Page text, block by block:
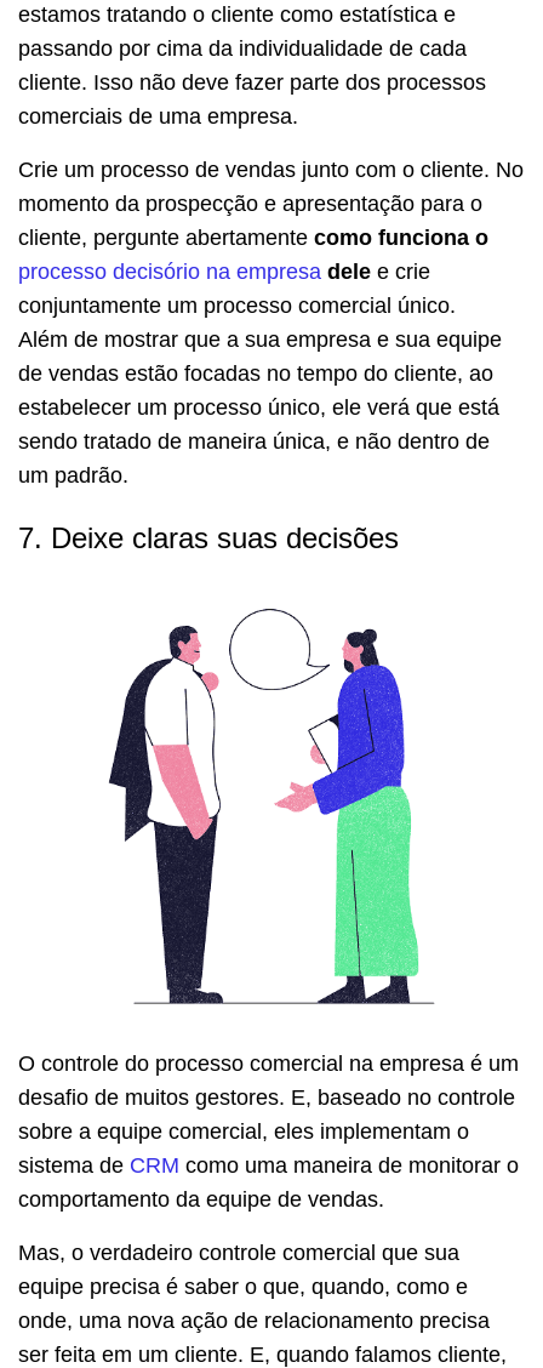
estamos tratando o cliente como estatística e
passando por cima da individualidade de cada
cliente. Isso não deve fazer parte dos processos
comerciais de uma empresa.
Crie um processo de vendas junto com o cliente. No
momento da prospecção e apresentação para o
cliente, pergunte abertamente como funciona o
processo decisório na empresa dele e crie
conjuntamente um processo comercial único.
Além de mostrar que a sua empresa e sua equipe
de vendas estão focadas no tempo do cliente, ao
estabelecer um processo único, ele verá que está
sendo tratado de maneira única, e não dentro de
um padrão.
7. Deixe claras suas decisões
O controle do processo comercial na empresa é um
desafio de muitos gestores. E, baseado no controle
sobre a equipe comercial, eles implementam o
sistema de CRM como uma maneira de monitorar o
comportamento da equipe de vendas.
Mas, o verdadeiro controle comercial que sua
equipe precisa é saber o que, quando, como e
onde, uma nova ação de relacionamento precisa
ser feita em um cliente. E, quando falamos cliente,